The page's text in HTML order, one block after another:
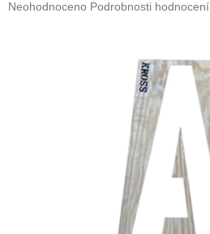
Průměrné
Neohodnoceno Podrobnosti hodnocení